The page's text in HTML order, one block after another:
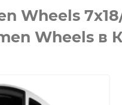
Wheels
Wheels в